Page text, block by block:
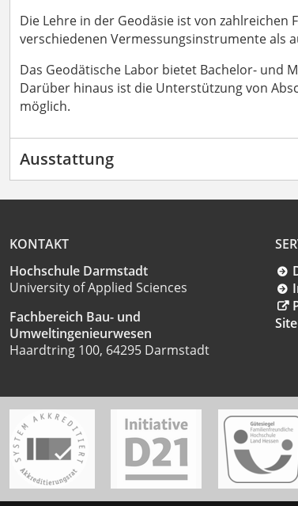
Die Lehre in der Geodäsie ist von
verschiedenen Vermessungsinstrumente als
Das Geodätische Labor bietet Bachelor- und
Darüber hinaus ist die Unterstützung von
möglich.
Ausstattung
KONTAKT
Hochschule Darmstadt
University of Applied Sciences
Fachbereich Bau- und
Umweltingenieurwesen
Haardtring 100, 64295 Darmstadt